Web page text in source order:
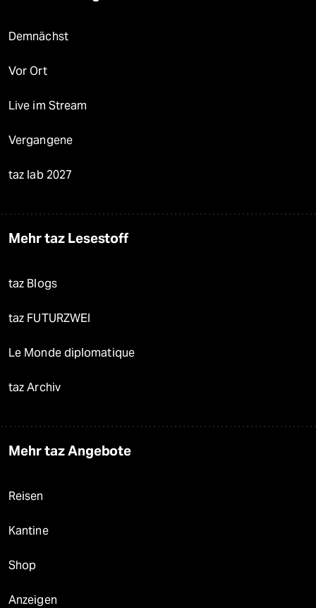
Demnächst
Vor Ort
Live im Stream
Vergangene
taz lab 2027
Mehr taz Lesestoff
taz Blogs
taz FUTURZWEI
Le Monde diplomatique
taz Archiv
Mehr taz Angebote
Reisen
Kantine
Shop
Anzeigen